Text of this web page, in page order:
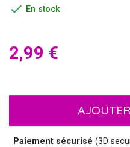
 En stock
2,99 €
Paiement sécurisé (3D